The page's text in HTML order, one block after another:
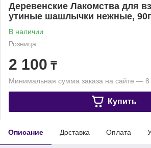
Деревенские Лакомства для
утиные шашлычки нежные,
В наличии
Розница
2 100 ₸
Минимальная сумма заказа на сайте — 8
Купить
Описание Доставка Оплата